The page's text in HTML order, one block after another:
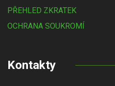
PŘEHLED ZKRATEK
OCHRANA SOUKROMÍ
Kontakty